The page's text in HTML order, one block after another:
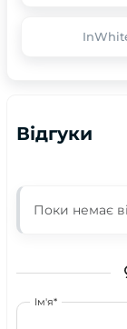
Відгуки
Поки немає
Ім'я*